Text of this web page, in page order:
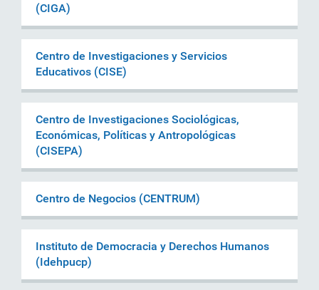
(CIGA)
Centro de Investigaciones y Servicios
Educativos (CISE)
Centro de Investigaciones Sociológicas,
Económicas, Políticas y Antropológicas
(CISEPA)
Centro de Negocios (CENTRUM)
Instituto de Democracia y Derechos Humanos
(Idehpucp)